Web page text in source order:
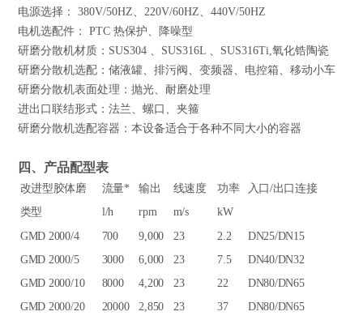
电源选择： 380V/50HZ、220V/60HZ、440V/50HZ
电机选配件： PTC 热保护、降噪型
研磨分散机材质：SUS304 、SUS316L 、SUS316Ti,氧化锆陶瓷
研磨分散机选配：储液罐、排污阀、变频器、电控箱、移动小车
研磨分散机表面处理：抛光、耐磨处理
进出口联结形式：法兰、螺口、夹箍
研磨分散机选配容器：本设备适合于各种不同大小的容器
四、产品配型表
改进型胶体磨 流量* 输出 线速度 功率 入口/出口连接
类型 l/h rpm m/s
kW
GMD 2000/4 700 9,000 23 2.2
DN25/DN15
GMD 2000/5 3000 6,000 23 7.5
DN40/DN32
GMD 2000/10 8000 4,200 23 22 DN80/DN65
GMD 2000/20 20000 2,850 23 37 DN80/DN65